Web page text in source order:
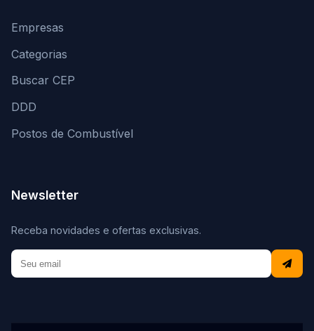
Empresas
Categorias
Buscar CEP
DDD
Postos de Combustível
Newsletter
Receba novidades e ofertas exclusivas.